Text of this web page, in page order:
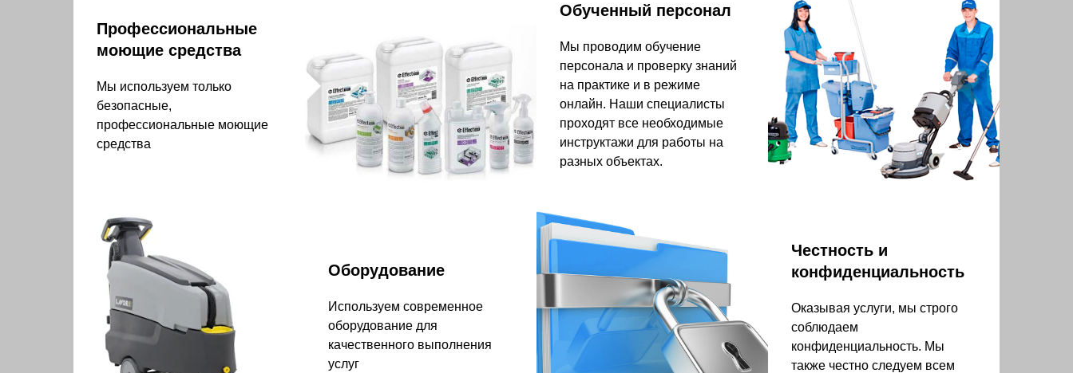
Профессиональные
моющие средства
Мы используем только
безопасные,
профессиональные моющие
средства
Обученный персонал
Мы проводим обучение
персонала и проверку знаний
на практике и в режиме
онлайн. Наши специалисты
проходят все необходимые
инструктажи для работы на
разных объектах.
Оборудование
Используем современное
оборудование для
качественного выполнения
услуг
Честность и
конфиденциальность
Оказывая услуги, мы строго
соблюдаем
конфиденциальность. Мы
также честно следуем всем